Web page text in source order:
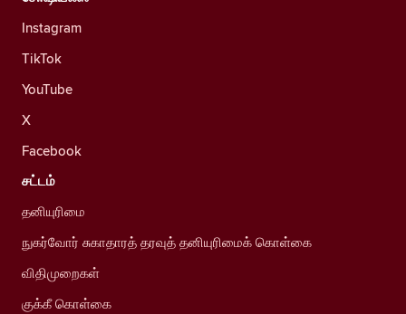
Instagram
TikTok
YouTube
X
Facebook
சட்டம்
தனியுரிமை
நுகர்வோர் சுகாதாரத் தரவுத் தனியுரிமைக் கொள்கை
விதிமுறைகள்
குக்கீ கொள்கை